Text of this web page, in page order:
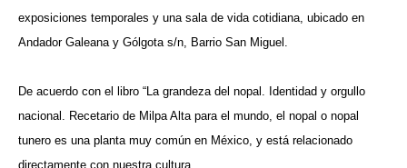
exposiciones temporales y una sala de vida cotidiana, ubicado en
Andador Galeana y Gólgota s/n, Barrio San Miguel.
De acuerdo con el libro “La grandeza del nopal. Identidad y orgullo
nacional. Recetario de Milpa Alta para el mundo, el nopal o nopal
tunero es una planta muy común en México, y está relacionado
directamente con nuestra cultura.